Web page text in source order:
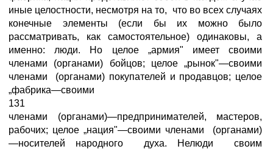
иные целостности, несмотря на то, что во всех случаях
конечные элементы (если бы их можно было
рассматривать, как самостоятельное) одинаковы, а
именно: люди. Но целое „армия" имеет своими
членами (органами) бойцов; целое „рынок"—своими
членами (органами) покупателей и продавцов; целое
„фабрика—своими
131
членами (органами)—предпринимателей, мастеров,
рабочих; целое „нация"—своими членами (органами)
—носителей народного духа. Нелюди своим